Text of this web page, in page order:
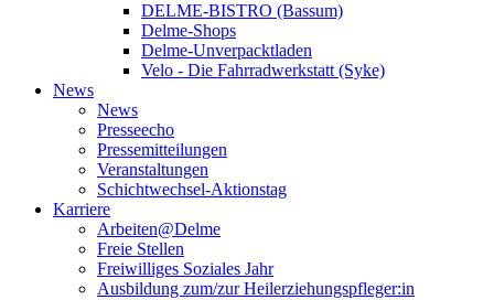
DELME-BISTRO (Bassum)
Delme-Shops
Delme-Unverpacktladen
Velo - Die Fahrradwerkstatt (Syke)
News
News
Presseecho
Pressemitteilungen
Veranstaltungen
Schichtwechsel-Aktionstag
Karriere
Arbeiten@Delme
Freie Stellen
Freiwilliges Soziales Jahr
Ausbildung zum/zur Heilerziehungspfleger:in